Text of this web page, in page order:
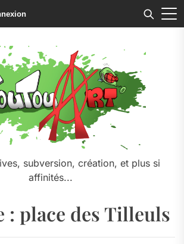
subversion, création, et plus si
affinités...
: place des Tilleuls